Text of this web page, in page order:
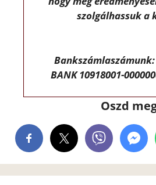
szolgálhassuk a
Bankszámlaszámunk:
BANK 10918001-
Oszd